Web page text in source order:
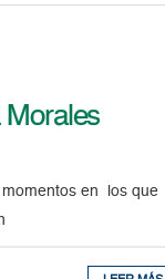
Morales
en los que